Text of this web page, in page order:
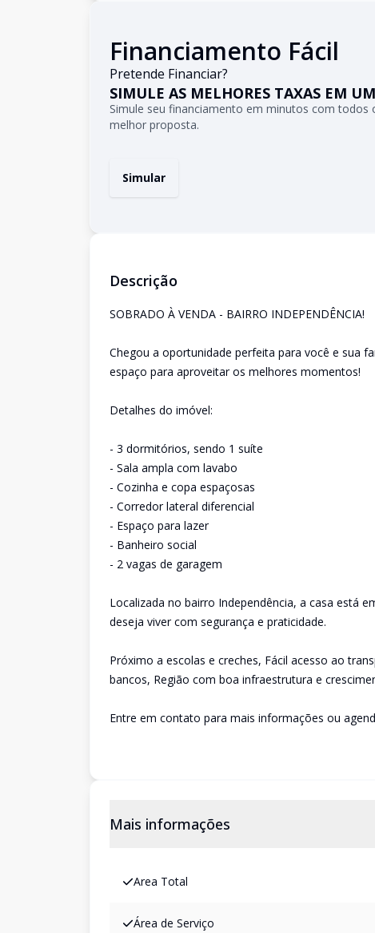
Financiamento Fácil
Pretende Financiar?
SIMULE AS MELHORES TAXAS EM
Simule seu financiamento em minutos com todos
melhor proposta.
Simular
Descrição
SOBRADO À VENDA - BAIRRO INDEPENDÊNCIA!
Chegou a oportunidade perfeita para você e sua
espaço para aproveitar os melhores momentos!
Detalhes do imóvel:
- 3 dormitórios, sendo 1 suíte
- Sala ampla com lavabo
- Cozinha e copa espaçosas
- Corredor lateral diferencial
- Espaço para lazer
- Banheiro social
- 2 vagas de garagem
Localizada no bairro Independência, a casa está
deseja viver com segurança e praticidade.
Próximo a escolas e creches, Fácil acesso ao
bancos, Região com boa infraestrutura e
Entre em contato para mais informações ou
Mais informações
Area Total
Área de Serviço